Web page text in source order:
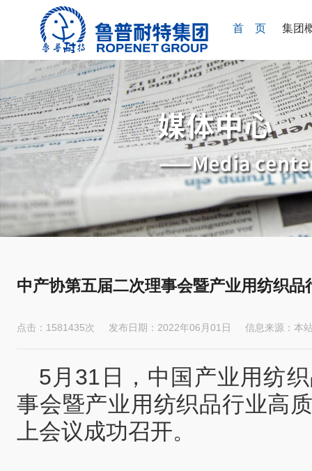
首 页 集团
中产协第五届二次理事会暨产业用纺织
点击： 1581435次 发布日期： 2022年06月01日 信息来源：本
5月31日，中国产业用纺
事会暨产业用纺织品行业高
上会议成功召开。